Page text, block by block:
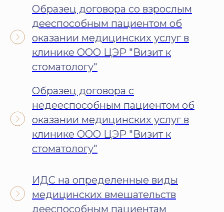
Образец договора со взрослым
дееспособным пациентом об
оказании медицинских услуг в
клинике ООО ЦЭР "Визит к
стоматологу"
Образец договора с
недееспособным пациентом об
оказании медицинских услуг в
клинике ООО ЦЭР "Визит к
стоматологу"
ИДС на определенные виды
медицинских вмешательств
дееспособным пациентам